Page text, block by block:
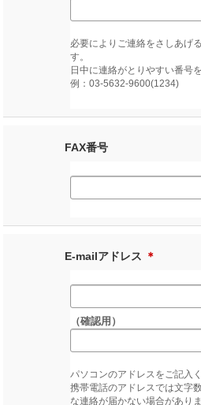
必要によりご連絡をさしあげ
す。
日中に連絡がとりやすい番号
例：03-5632-9600(1234)
FAX番号
E-mailアドレス ＊
（確認用）
パソコンのアドレスをご記入く
携帯電話のアドレスでは文字
な連絡が届かない場合がありま